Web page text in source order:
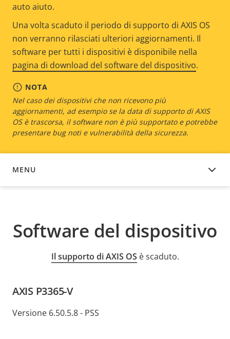
auto aiuto.
Una volta scaduto il periodo di supporto di AXIS OS
non verranno rilasciati ulteriori aggiornamenti. Il
software per tutti i dispositivi è disponibile nella
pagina di download del software del dispositivo.
NOTA
Nel caso dei dispositivi che non ricevono più
aggiornamenti, ad esempio se la data di supporto di AXIS
OS è trascorsa, il software non è più supportato e potrebbe
presentare bug noti e vulnerabilità della sicurezza.
MENU
SOFTWARE DEL DISPOSITIVO
Software del dispositivo
Il supporto di AXIS OS è scaduto.
AXIS P3365-V
Versione 6.50.5.8 - PSS